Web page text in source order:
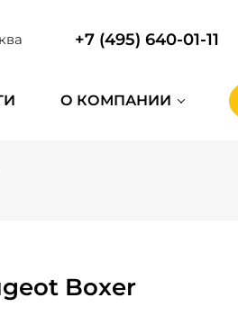
+7 (495) 640-01-11
О КОМПАНИИ
Boxer